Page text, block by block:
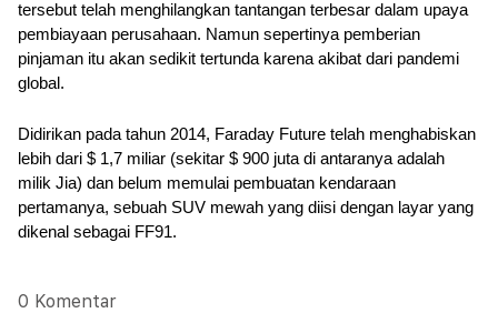
tersebut telah menghilangkan tantangan terbesar dalam upaya
pembiayaan perusahaan. Namun sepertinya pemberian
pinjaman itu akan sedikit tertunda karena akibat dari pandemi
global.
Didirikan pada tahun 2014, Faraday Future telah menghabiskan
lebih dari $ 1,7 miliar (sekitar $ 900 juta di antaranya adalah
milik Jia) dan belum memulai pembuatan kendaraan
pertamanya, sebuah SUV mewah yang diisi dengan layar yang
dikenal sebagai FF91.
0 Komentar